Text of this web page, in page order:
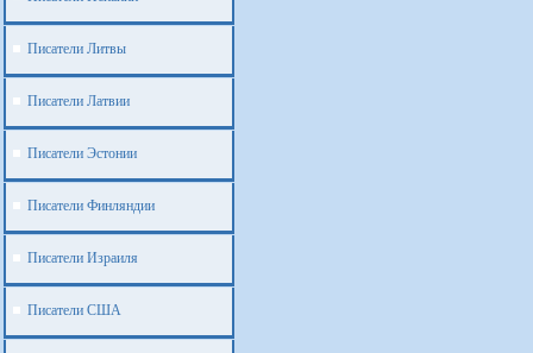
Писатели Литвы
Писатели Латвии
Писатели Эстонии
Писатели Финляндии
Писатели Израиля
Писатели США